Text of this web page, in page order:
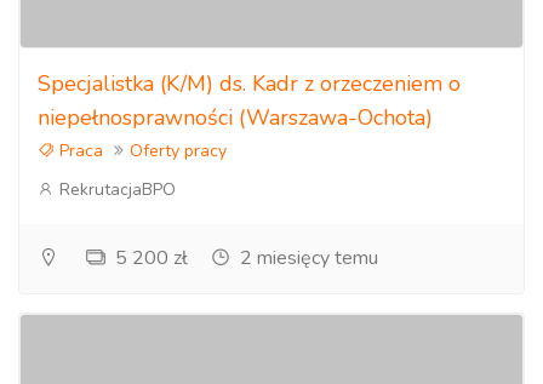
Specjalistka (K/M) ds. Kadr z orzeczeniem o
niepełnosprawności (Warszawa-Ochota)
Praca
Oferty pracy
RekrutacjaBPO
5 200 zł 2 miesięcy temu